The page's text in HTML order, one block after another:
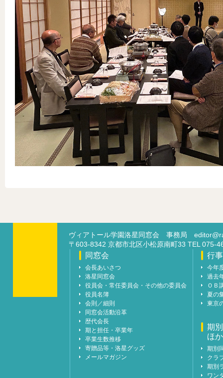
ヴィアトール学園洛星同窓会 事務局
〒603-8342 京都市北区小松原南町33 TEL 075-
同窓会
会長あいさつ
洛星同窓会
役員会・常任委員会・その他の委員会
役員名簿
会則／細則
同窓会活動沿革
歴代会長
期と担任・卒業年
卒業生数推移
寄贈品等・洛星グッズ
メールマガジン
行事
今年
過去
ＯＢ
夏の
東京
期
ほか
期別
クラ
期別
ワン